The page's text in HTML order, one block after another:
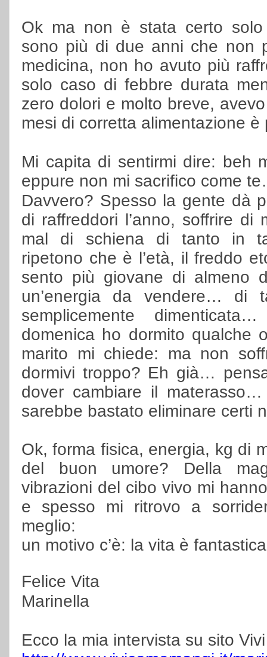
Ok ma non è stata certo
sono più di due anni che non
medicina, non ho avuto più
solo caso di febbre durata
zero dolori e molto breve,
mesi di corretta alimentazione
Mi capita di sentirmi dire: beh
eppure non mi sacrifico come
Davvero? Spesso la gente dà
di raffreddori l’anno, soffrire di
mal di schiena di tanto in
ripetono che è l’età, il freddo
sento più giovane di almeno
un’energia da vendere… di
semplicemente
domenica ho dormito qualche
marito mi chiede: ma non
dormivi troppo? Eh già…
dover cambiare il
sarebbe bastato eliminare certi
Ok, forma fisica, energia, kg di
del buon umore? Della
vibrazioni del cibo vivo mi
e spesso mi ritrovo a
meglio:
un motivo c’è: la vita è
Felice Vita
Marinella
Ecco la mia intervista su sito